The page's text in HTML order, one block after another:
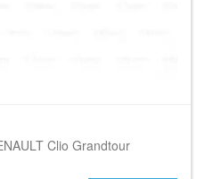
Clio Grandtour